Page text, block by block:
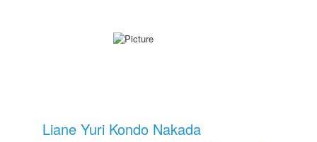
Liane Yuri Kondo Nakada